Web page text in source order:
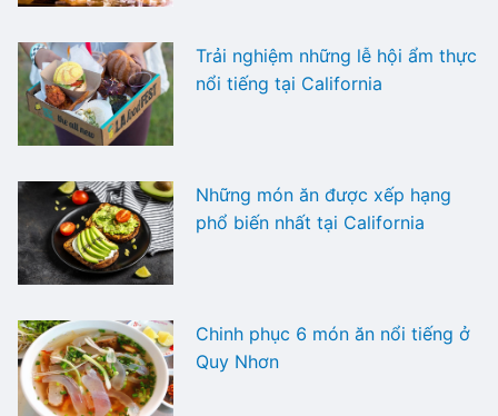
Trải nghiệm những lễ hội ẩm thực
nổi tiếng tại California
Những món ăn được xếp hạng
phổ biến nhất tại California
Chinh phục 6 món ăn nổi tiếng ở
Quy Nhơn